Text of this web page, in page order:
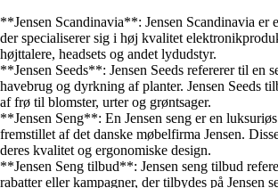
**Jensen Scandinavia**: Jensen Scandinavia er
der specialiserer sig i høj kvalitet
højttalere, headsets og andet lydudstyr.
**Jensen Seeds**: Jensen Seeds refererer til en
havebrug og dyrkning af planter. Jensen Seeds
af frø til blomster, urter og grøntsager.
**Jensen Seng**: En Jensen seng er en
fremstillet af det danske møbelfirma Jensen.
deres kvalitet og ergonomiske design.
**Jensen Seng tilbud**: Jensen seng tilbud
rabatter eller kampagner, der tilbydes på Jensen